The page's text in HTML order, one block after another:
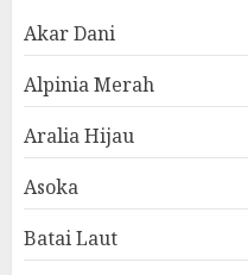
Akar Dani
Alpinia Merah
Aralia Hijau
Asoka
Batai Laut